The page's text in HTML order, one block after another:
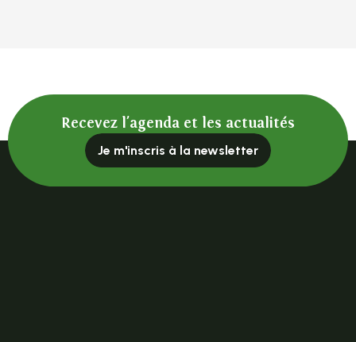
Recevez l'agenda et les actualités
Je m'inscris à la newsletter